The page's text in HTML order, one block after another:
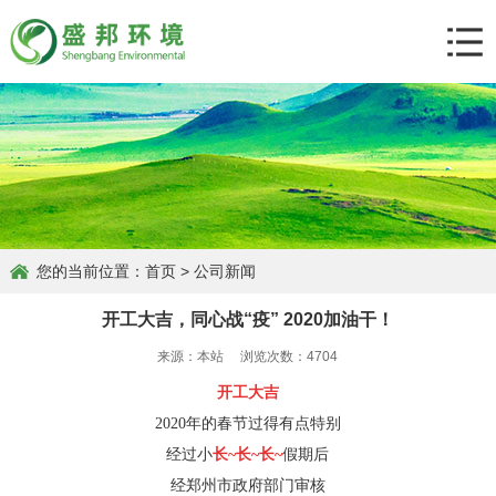
您的当前位置： 首页> 公司新闻
开工大吉，同心战“疫” 2020加油干！
来源：本站 浏览次数：4704
开工大吉
2020年的春节过得有点特别
经过小长~长~长~假期后
经郑州市政府部门审核